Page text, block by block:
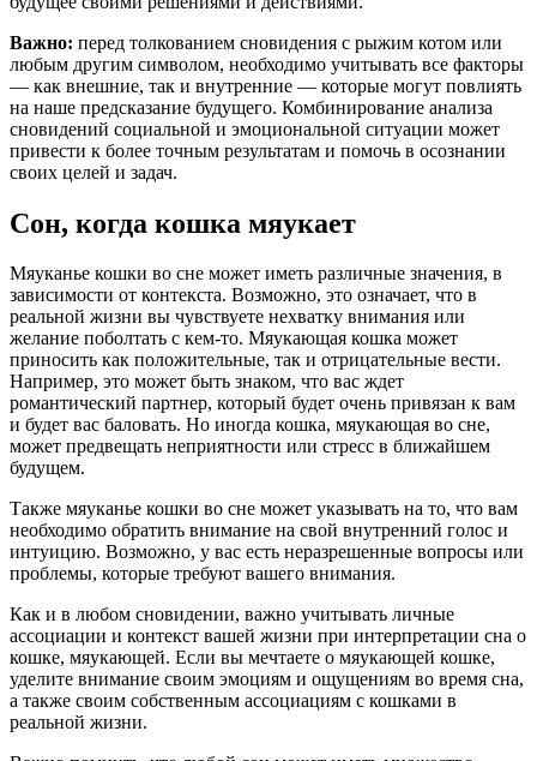
Важно: перед толкованием сновидения с рыжим котом или
любым другим символом, необходимо учитывать все факторы
— как внешние, так и внутренние — которые могут повлиять
на наше предсказание будущего. Комбинирование анализа
сновидений социальной и эмоциональной ситуации может
привести к более точным результатам и помочь в осознании
своих целей и задач.
Сон, когда кошка мяукает
Мяуканье кошки во сне может иметь различные значения, в
зависимости от контекста. Возможно, это означает, что в
реальной жизни вы чувствуете нехватку внимания или
желание поболтать с кем-то. Мяукающая кошка может
приносить как положительные, так и отрицательные вести.
Например, это может быть знаком, что вас ждет
романтический партнер, который будет очень привязан к вам
и будет вас баловать. Но иногда кошка, мяукающая во сне,
может предвещать неприятности или стресс в ближайшем
будущем.
Также мяуканье кошки во сне может указывать на то, что вам
необходимо обратить внимание на свой внутренний голос и
интуицию. Возможно, у вас есть неразрешенные вопросы или
проблемы, которые требуют вашего внимания.
Как и в любом сновидении, важно учитывать личные
ассоциации и контекст вашей жизни при интерпретации сна о
кошке, мяукающей. Если вы мечтаете о мяукающей кошке,
уделите внимание своим эмоциям и ощущениям во время сна,
а также своим собственным ассоциациям с кошками в
реальной жизни.